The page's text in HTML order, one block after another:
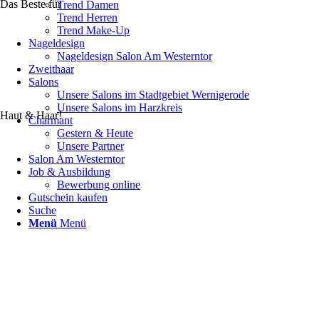
Das Beste für
Haut & Haar!
Trend Damen
Trend Herren
Trend Make-Up
Nageldesign
Nageldesign Salon Am Westerntor
Zweithaar
Salons
Unsere Salons im Stadtgebiet Wernigerode
Unsere Salons im Harzkreis
Charmant
Gestern & Heute
Unsere Partner
Salon Am Westerntor
Job & Ausbildung
Bewerbung online
Gutschein kaufen
Suche
Menü Menü